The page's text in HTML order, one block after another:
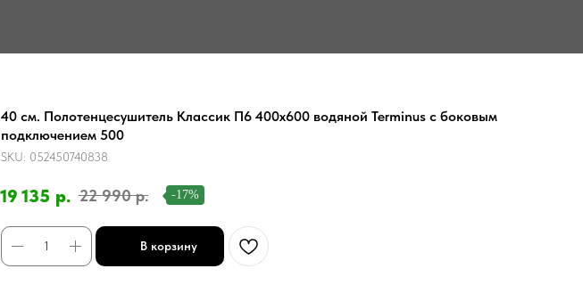
40 см. Полотенцесушитель Классик П6 400х600 водяной Terminus с боковым
подключением 500
SKU: 052450740838
19 135 р. 22 990 р. -17%
В корзину